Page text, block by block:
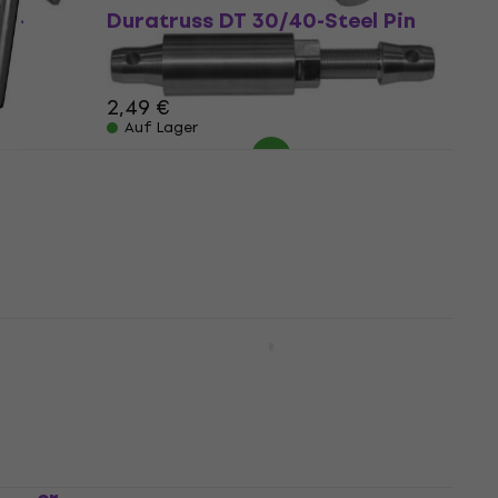
Duratruss DT 30/40-Steel Pin
Truss-Zubehör
Truss-Zubehör
2,49 €
Auf Lager
Duratruss DT Spacer-